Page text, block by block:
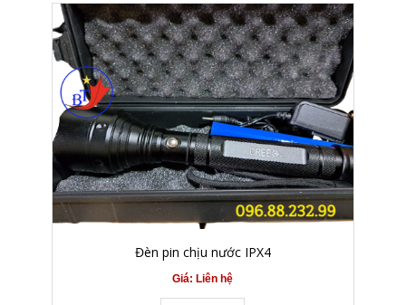
Đèn pin chịu nước IPX4
Giá: Liên hệ